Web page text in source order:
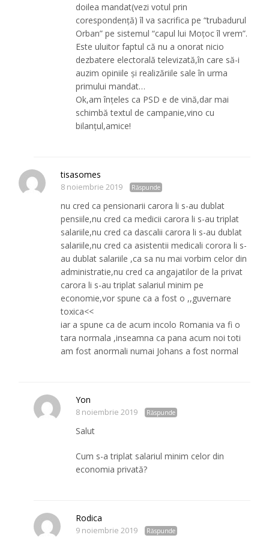
doilea mandat(vezi votul prin
corespondență) îl va sacrifica pe “trubadurul
Orban” pe sistemul “capul lui Moțoc îl vrem”.
Este uluitor faptul că nu a onorat nicio
dezbatere electorală televizată,în care să-i
auzim opiniile și realizăriile sale în urma
primului mandat…
Ok,am înțeles ca PSD e de vină,dar mai
schimbă textul de campanie,vino cu
bilanțul,amice!
tisasomes
8 noiembrie 2019 Răspunde
nu cred ca pensionarii carora li s-au dublat
pensiile,nu cred ca medicii carora li s-au triplat
salariile,nu cred ca dascalii carora li s-au dublat
salariile,nu cred ca asistentii medicali corora li s-
au dublat salariile ,ca sa nu mai vorbim celor din
administratie,nu cred ca angajatilor de la privat
carora li s-au triplat salariul minim pe
economie,vor spune ca a fost o ,,guvernare
toxica<<
iar a spune ca de acum incolo Romania va fi o
tara normala ,inseamna ca pana acum noi toti
am fost anormali numai Johans a fost normal
Yon
8 noiembrie 2019 Răspunde
Salut
Cum s-a triplat salariul minim celor din
economia privată?
Rodica
9 noiembrie 2019 Răspunde